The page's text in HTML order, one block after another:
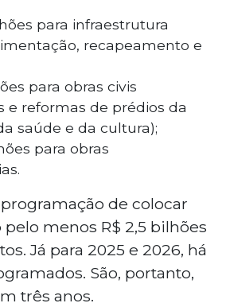
para infraestrutura
recapeamento e
para obras civis
e reformas de prédios da
saúde e da cultura);
para obras
programação de colocar
menos R$ 2,5 bilhões
Já para 2025 e 2026, há
São, portanto,
três anos.